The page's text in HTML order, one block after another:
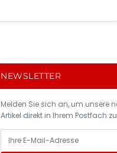
NEWSLETTER
Melden Sie sich an, um unsere
Artikel direkt in Ihrem Postfach